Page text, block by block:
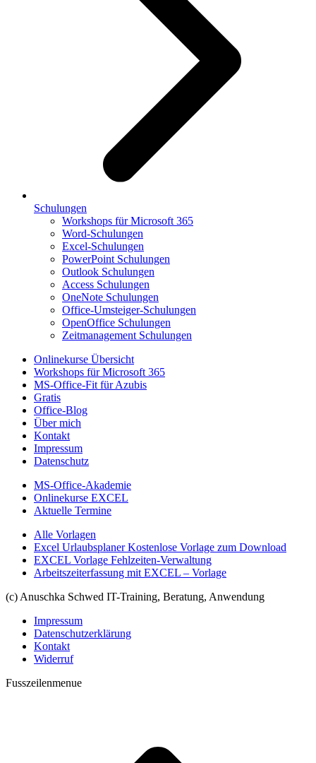
Schulungen
Workshops für Microsoft 365
Word-Schulungen
Excel-Schulungen
PowerPoint Schulungen
Outlook Schulungen
Access Schulungen
OneNote Schulungen
Office-Umsteiger-Schulungen
OpenOffice Schulungen
Zeitmanagement Schulungen
Onlinekurse Übersicht
Workshops für Microsoft 365
MS-Office-Fit für Azubis
Gratis
Office-Blog
Über mich
Kontakt
Impressum
Datenschutz
MS-Office-Akademie
Onlinekurse EXCEL
Aktuelle Termine
Alle Vorlagen
Excel Urlaubsplaner Kostenlose Vorlage zum Download
EXCEL Vorlage Fehlzeiten-Verwaltung
Arbeitszeiterfassung mit EXCEL – Vorlage
(c) Anuschka Schwed IT-Training, Beratung, Anwendung
Impressum
Datenschutzerklärung
Kontakt
Widerruf
Fusszeilenmenue